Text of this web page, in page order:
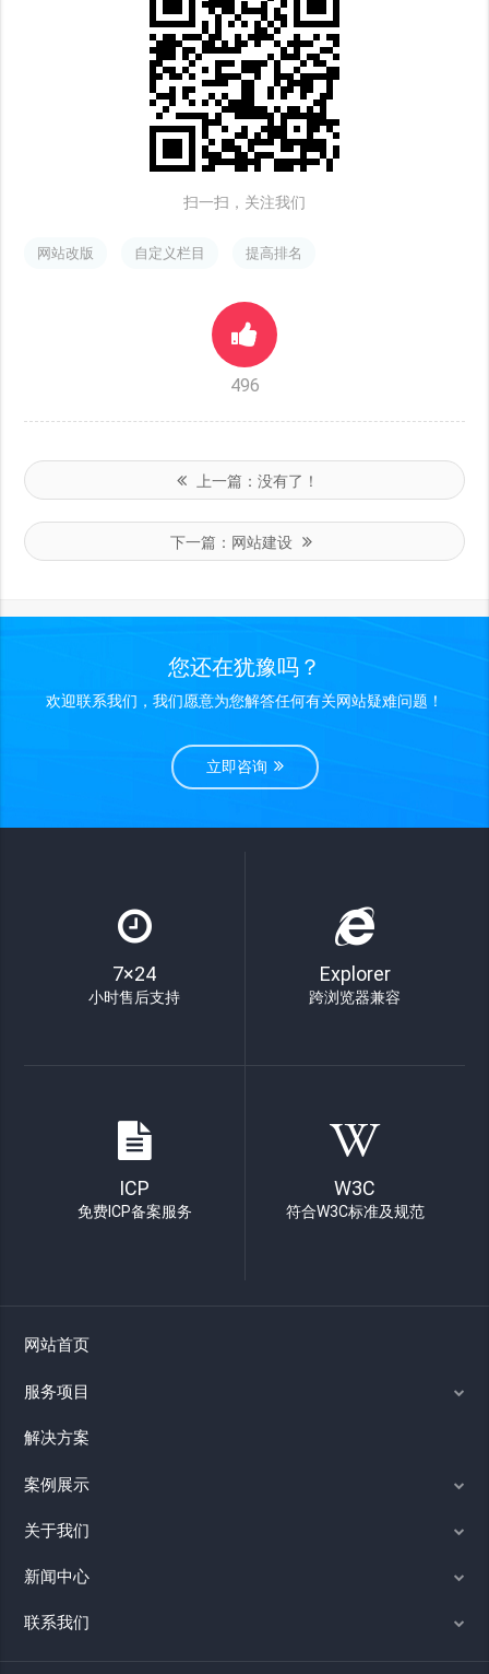
扫一扫，关注我们
网站改版 自定义栏目 提高排名
496
上一篇： 没有了！
下一篇： 网站建设
您还在犹豫吗？
欢迎联系我们，我们愿意为您解答任何有关网站疑难问题！
立即咨询
7×24
小时售后支持
Explorer
跨浏览器兼容
ICP
免费ICP备案服务
W3C
符合W3C标准及规范
网站首页
服务项目
解决方案
案例展示
关于我们
新闻中心
联系我们